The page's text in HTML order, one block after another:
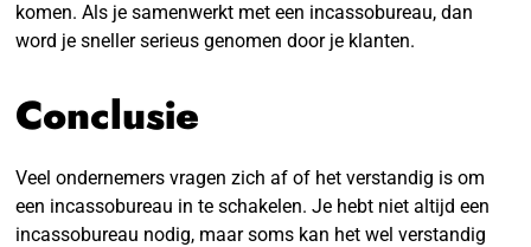
komen. Als je samenwerkt met een incassobureau, dan
word je sneller serieus genomen door je klanten.
Conclusie
Veel ondernemers vragen zich af of het verstandig is om
een incassobureau in te schakelen. Je hebt niet altijd een
incassobureau nodig, maar soms kan het wel verstandig